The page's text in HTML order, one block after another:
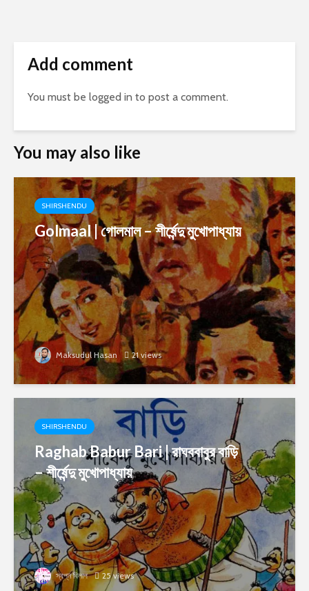
Add comment
You must be logged in to post a comment.
You may also like
SHIRSHENDU
Golmaal | গোলমাল – শীর্ষেন্দু মুখোপাধ্যায়
Maksudul Hasan 21 views
SHIRSHENDU
Raghab Babur Bari | রাঘববাবুর বাড়ি
– শীর্ষেন্দু মুখোপাধ্যায়
স্বপ্ন বিলাপ 25 views